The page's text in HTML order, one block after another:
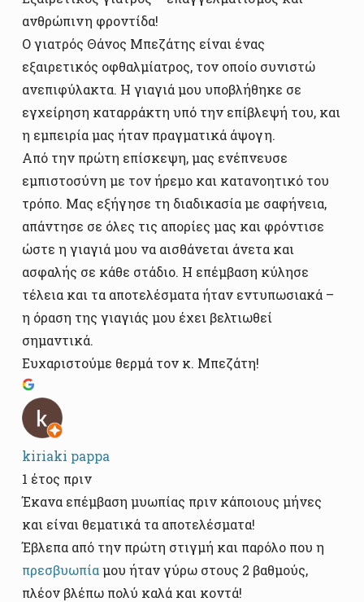
ανθρώπινη φροντίδα!
Ο γιατρός Θάνος Μπεζάτης είναι ένας
εξαιρετικός οφθαλμίατρος, τον οποίο συνιστώ
ανεπιφύλακτα. Η γιαγιά μου υποβλήθηκε σε
εγχείρηση καταρράκτη υπό την επίβλεψή του, και
η εμπειρία μας ήταν πραγματικά άψογη.
Από την πρώτη επίσκεψη, μας ενέπνευσε
εμπιστοσύνη με τον ήρεμο και κατανοητικό του
τρόπο. Μας εξήγησε τη διαδικασία με σαφήνεια,
απάντησε σε όλες τις απορίες μας και φρόντισε
ώστε η γιαγιά μου να αισθάνεται άνετα και
ασφαλής σε κάθε στάδιο. Η επέμβαση κύλησε
τέλεια και τα αποτελέσματα ήταν εντυπωσιακά –
η όραση της γιαγιάς μου έχει βελτιωθεί
σημαντικά.
Ευχαριστούμε θερμά τον κ. Μπεζάτη!
kiriaki pappa
1 έτος πριν
Έκανα επέμβαση μυωπίας πριν κάποιους μήνες
και είναι θεματικά τα αποτελέσματα!
Έβλεπα από την πρώτη στιγμή και παρόλο που η
πρεσβυωπίαμου ήταν γύρω στους 2 βαθμούς,
πλέον βλέπω πολύ καλά και κοντά!